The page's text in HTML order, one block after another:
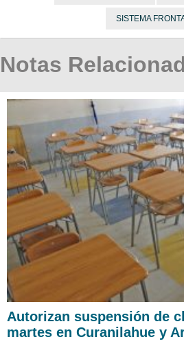
SISTEMA
Notas
Autorizan suspensión de
martes en Curanilahue y